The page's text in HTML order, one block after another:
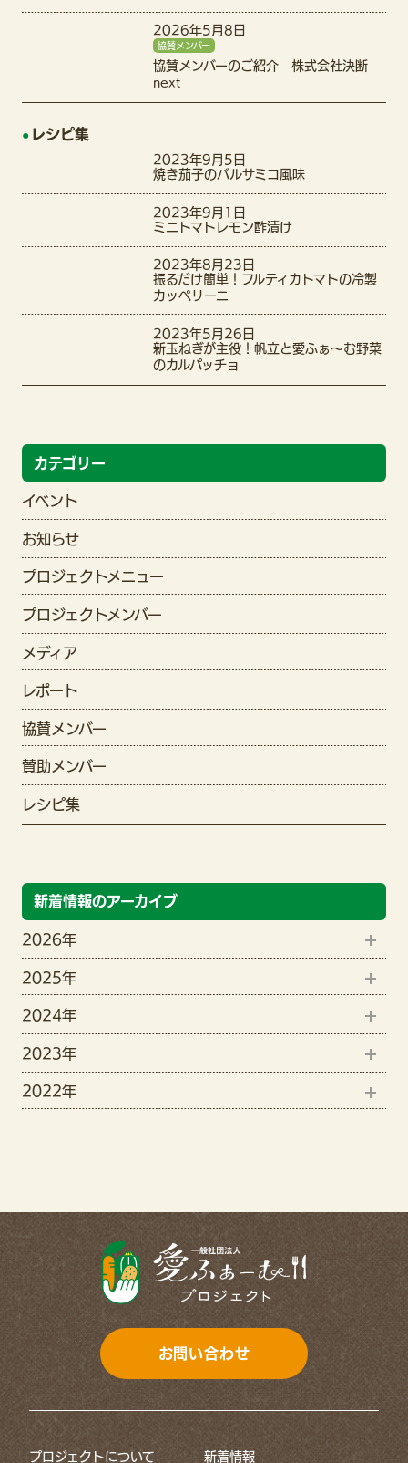
2026年5月8日
協賛メンバー
協賛メンバーのご紹介 株式会社決断
next
レシピ集
2023年9月5日
焼き茄子のバルサミコ風味
2023年9月1日
ミニトマトレモン酢漬け
2023年8月23日
振るだけ簡単！フルティカトマトの冷製
カッペリーニ
2023年5月26日
新玉ねぎが主役！帆立と愛ふぁ〜む野菜
のカルパッチョ
カテゴリー
イベント
お知らせ
プロジェクトメニュー
プロジェクトメンバー
メディア
レポート
協賛メンバー
賛助メンバー
レシピ集
新着情報のアーカイブ
2026年
8月(1)
6月(2)
5月(3)
4月(3)
2025年
12月(1)
11月(1)
10月(2)
6月(1)
5月(2)
4月(2)
3月(3)
1月(2)
2024年
9月(1)
8月(4)
4月(7)
3月(4)
2月(5)
1月(12)
2023年
12月(15)
9月(11)
8月(5)
7月(8)
6月(11)
5月(8)
4月(8)
3月(5)
2022年
お問い合わせ
プロジェクトについて 新着情報